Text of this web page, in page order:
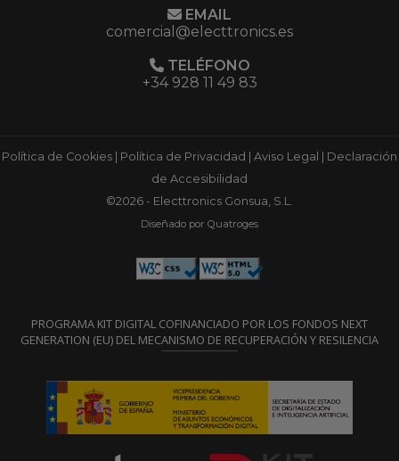
EMAIL
comercial@electtronics.es
TELÉFONO
+34 928 11 49 83
Política de Cookies Política de Privacidad Aviso Legal
Declaración
de Accesibilidad
©2026 - Electtronics Gonsua, S.L.
Diseñado por Quatroges
PROGRAMA KIT DIGITAL COFINANCIADO POR LOS FONDOS NEXT
GENERATION (EU) DEL MECANISMO DE RECUPERACIÓN Y RESILENCIA